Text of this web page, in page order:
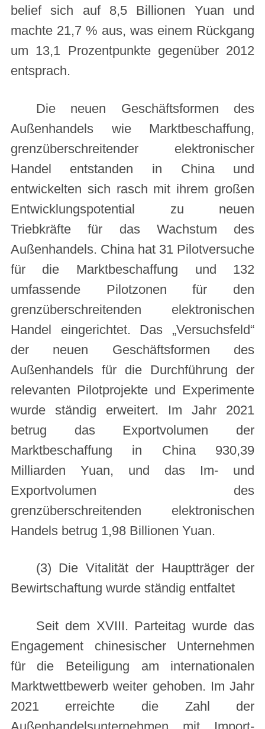
belief sich auf 8,5 Billionen Yuan und
machte 21,7 % aus, was einem Rückgang
um 13,1 Prozentpunkte gegenüber 2012
entsprach.
Die neuen Geschäftsformen des
Außenhandels wie Marktbeschaffung,
grenzüberschreitender elektronischer
Handel entstanden in China und
entwickelten sich rasch mit ihrem großen
Entwicklungspotential zu neuen
Triebkräfte für das Wachstum des
Außenhandels. China hat 31 Pilotversuche
für die Marktbeschaffung und 132
umfassende Pilotzonen für den
grenzüberschreitenden elektronischen
Handel eingerichtet. Das „Versuchsfeld“
der neuen Geschäftsformen des
Außenhandels für die Durchführung der
relevanten Pilotprojekte und Experimente
wurde ständig erweitert. Im Jahr 2021
betrug das Exportvolumen der
Marktbeschaffung in China 930,39
Milliarden Yuan, und das Im- und
Exportvolumen des
grenzüberschreitenden elektronischen
Handels betrug 1,98 Billionen Yuan.
(3) Die Vitalität der Hauptträger der
Bewirtschaftung wurde ständig entfaltet
Seit dem XVIII. Parteitag wurde das
Engagement chinesischer Unternehmen
für die Beteiligung am internationalen
Marktwettbewerb weiter gehoben. Im Jahr
2021 erreichte die Zahl der